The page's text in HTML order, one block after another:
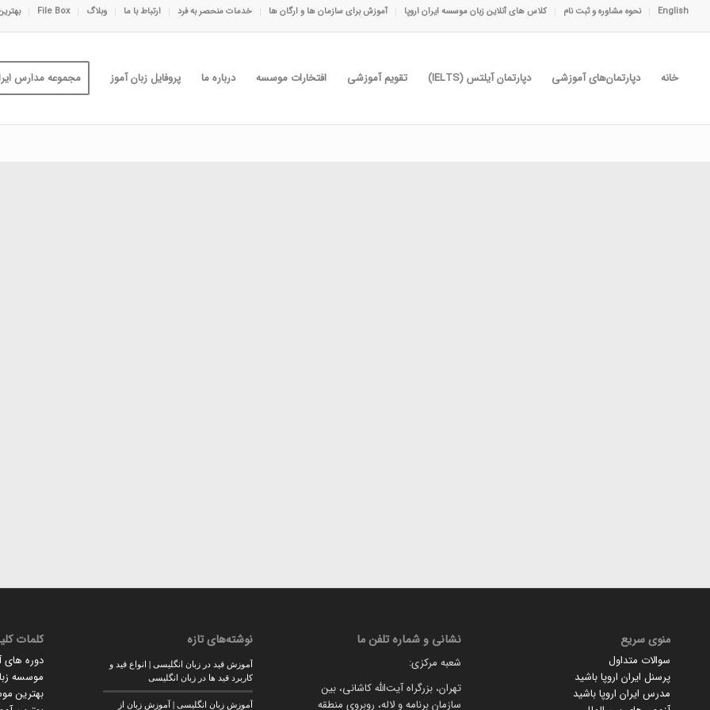
English نحوه مشاوره و ثبت نام کلاس های آنلاین زبان موسسه ایران اروپا آموزش برای سازمان ها و ارگان ها خدمات منحصر به فرد ارتباط با ما وبلاگ File Box
خانه دپارتمان‌های آموزشی دپارتمان آیلتس (IELTS) تقویم آموزشی افتخارات موسسه درباره ما پروفایل زبان آموز مجموعه مدارس
منوی سریع
سوالات متداول
پرسنل ایران اروپا باشید
مدرس ایران اروپا باشید
نشانی و شماره تلفن ما
شعبه مرکزی:
تهران، بزرگراه آیت‌الله کاشانی، بین
سازمان برنامه و لاله، روبروی منطقه
نوشته‌های تازه
آموزش قید در زبان انگلیسی | انواع قید و
کاربرد قید ها در زبان انگلیسی
آموزش زبان انگلیسی | آموزش زبان از
کلمات
دوره های
موسسه
بهترین